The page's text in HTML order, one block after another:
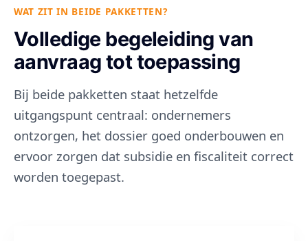
WAT ZIT IN BEIDE PAKKETTEN?
Volledige begeleiding van
aanvraag tot toepassing
Bij beide pakketten staat hetzelfde
uitgangspunt centraal: ondernemers
ontzorgen, het dossier goed onderbouwen en
ervoor zorgen dat subsidie en fiscaliteit correct
worden toegepast.